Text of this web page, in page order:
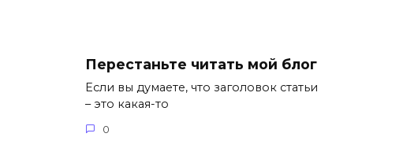
Перестаньте читать мой блог
Если вы думаете, что заголовок статьи
– это какая-то
0